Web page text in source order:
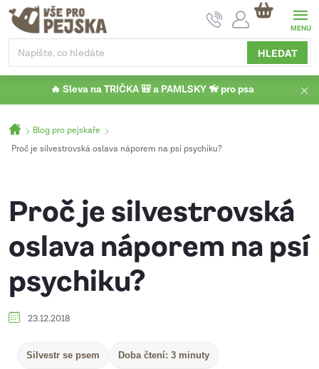
Přejít
obsah
HLEDAT
NÁKUPNÍ
KOŠÍK
🔥 Sleva na TRIČKA 🎒 a PAMLSKY 🦮 pro psa
Domů
Blog pro pejskaře
Proč je silvestrovská oslava náporem na psí psychiku?
Proč je silvestrovská
oslava náporem na psí
psychiku?
23.12.2018
Silvestr se psem Doba čtení: 3 minuty